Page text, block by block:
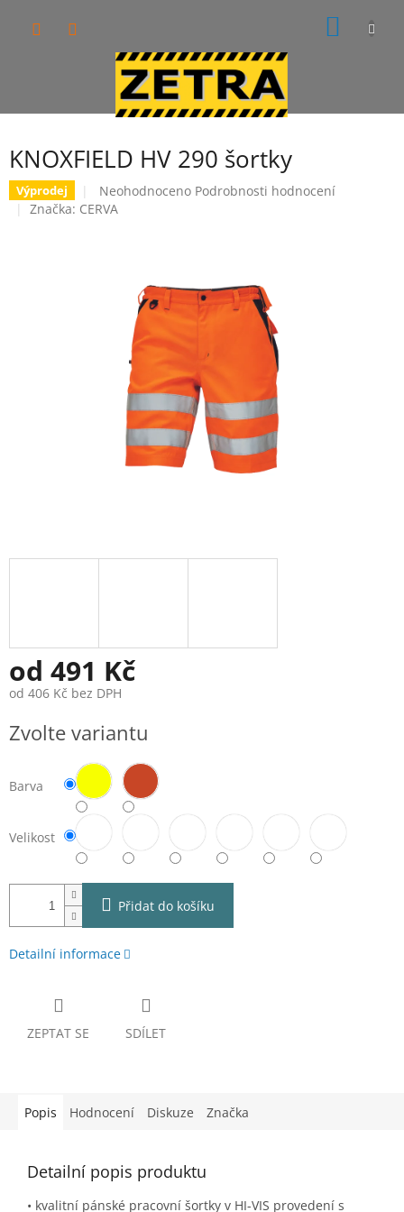
KNOXFIELD HV 290 šortky
Výprodej
Průměrné
hodnocení
hvězdiček.
Neohodnoceno Podrobnosti hodnocení
Značka: CERVA
od 491 Kč
od 406 Kč bez DPH
cena:
Zvolte variantu
Barva
Velikost
Přidat do košíku
Detailní informace
ZEPTAT SE SDÍLET
Popis Hodnocení Diskuze Značka
Detailní popis produktu
• kvalitní pánské pracovní šortky v HI-VIS provedení s